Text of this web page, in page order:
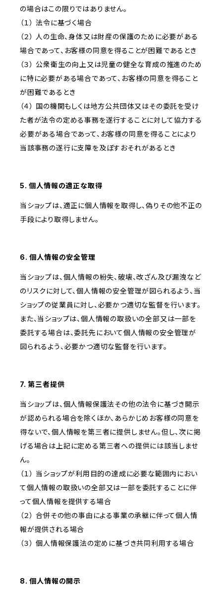
の場合はこの限りではありません。
（１） 法令に基づく場合
（２） 人の生命、身体又は財産の保護のために必要がある
場合であって、お客様の同意を得ることが困難であるとき
（３） 公衆衛生の向上又は児童の健全な育成の推進のため
に特に必要がある場合であって、お客様の同意を得ること
が困難であるとき
（４） 国の機関もしくは地方公共団体又はその委託を受け
た者が法令の定める事務を遂行することに対して協力する
必要がある場合であって、お客様の同意を得ることにより
当該事務の遂行に支障を及ぼすおそれがあるとき
5. 個人情報の適正な取得
当ショップは、適正に個人情報を取得し、偽りその他不正の
手段により取得しません。
6. 個人情報の安全管理
当ショップは、個人情報の紛失、破壊、改ざん及び漏洩など
のリスクに対して、個人情報の安全管理が図られるよう、当
ショップの従業員に対し、必要かつ適切な監督を行います。
また、当ショップは、個人情報の取扱いの全部又は一部を
委託する場合は、委託先において個人情報の安全管理が
図られるよう、必要かつ適切な監督を行います。
7. 第三者提供
当ショップは、個人情報保護法その他の法令に基づき開示
が認められる場合を除くほか、あらかじめお客様の同意を
得ないで、個人情報を第三者に提供しません。但し、次に掲
げる場合は上記に定める第三者への提供には該当しませ
ん。
（１） 当ショップが利用目的の達成に必要な範囲内におい
て個人情報の取扱いの全部又は一部を委託することに伴
って個人情報を提供する場合
（２） 合併その他の事由による事業の承継に伴って個人情
報が提供される場合
（３） 個人情報保護法の定めに基づき共同利用する場合
8. 個人情報の開示